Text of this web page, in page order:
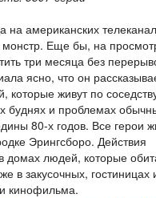
на американских
Еще бы, на
три месяца без
ясно, что он
которые живут по
буднях и проблемах
80-х годов. Все герои
Эрингсборо. Действия
домах людей, которые
в закусочных,
кинофильма.